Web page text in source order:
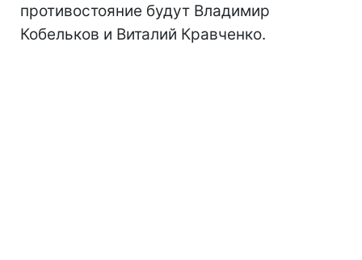
противостояние будут Владимир
Кобельков и Виталий Кравченко.